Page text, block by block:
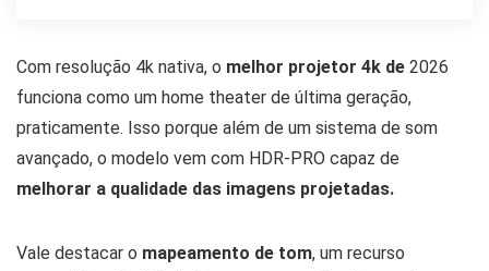
Com resolução 4k nativa, o melhor projetor 4k de 2026
funciona como um home theater de última geração,
praticamente. Isso porque além de um sistema de som
avançado, o modelo vem com HDR-PRO capaz de
melhorar a qualidade das imagens projetadas.
Vale destacar o mapeamento de tom, um recurso